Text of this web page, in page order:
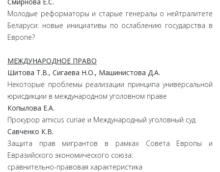
Молодые реформаторы и старые генералы о нейтралитете
Беларуси: новые инициативы по ослаблению государства в
Европе?
МЕЖДУНАРОДНОЕ ПРАВО
Шитова Т.В., Сигаева Н.О., Машинистова Д.А.
Некоторые проблемы реализации принципа универсальной
юрисдикции в международном уголовном праве
Копылова Е.А.
Прокурор amicus curiae и Международный уголовный суд
Савченко К.В.
Защита прав мигрантов в рамках Совета Европы и
Евразийского экономического союза:
сравнительно-правовая характеристика